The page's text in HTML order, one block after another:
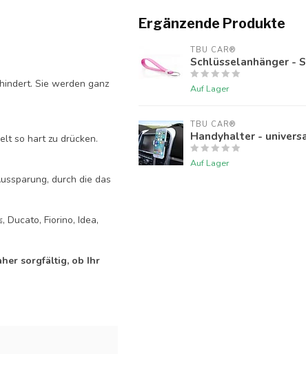
Sie werden ganz
so hart zu drücken.
durch die das
Ducato, Fiorino, Idea,
sorgfältig, ob Ihr
Ergänzende Produkte
TBU CAR®
Schlüsselanhänger -
Auf Lager
TBU CAR®
Handyhalter -
Auf Lager